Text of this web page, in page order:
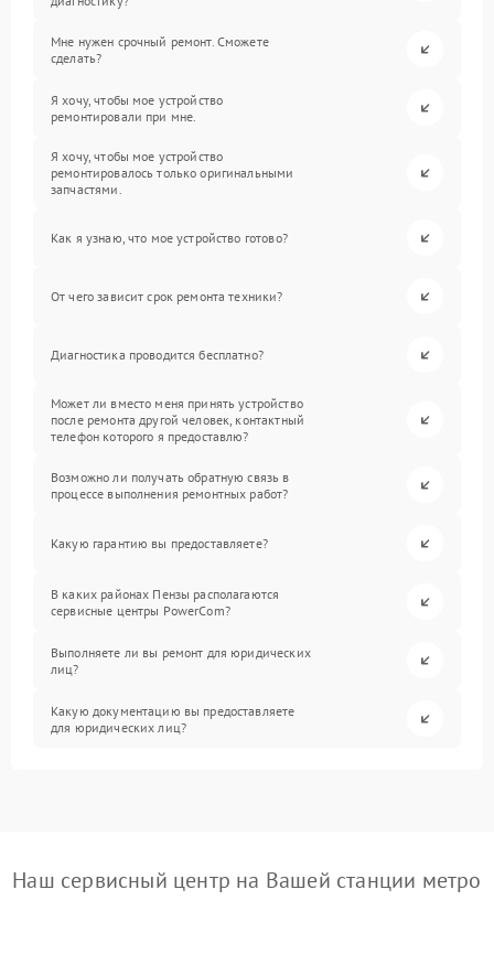
Мне нужен срочный ремонт. Сможете
сделать?
Я хочу, чтобы мое устройство
ремонтировали при мне.
Я хочу, чтобы мое устройство
ремонтировалось только оригинальными
запчастями.
Как я узнаю, что мое устройство готово?
От чего зависит срок ремонта техники?
Диагностика проводится бесплатно?
Может ли вместо меня принять устройство
после ремонта другой человек, контактный
телефон которого я предоставлю?
Возможно ли получать обратную связь в
процессе выполнения ремонтных работ?
Какую гарантию вы предоставляете?
В каких районах Пензы располагаются
сервисные центры PowerCom?
Выполняете ли вы ремонт для юридических
лиц?
Какую документацию вы предоставляете
для юридических лиц?
Наш сервисный центр на Вашей станции метро